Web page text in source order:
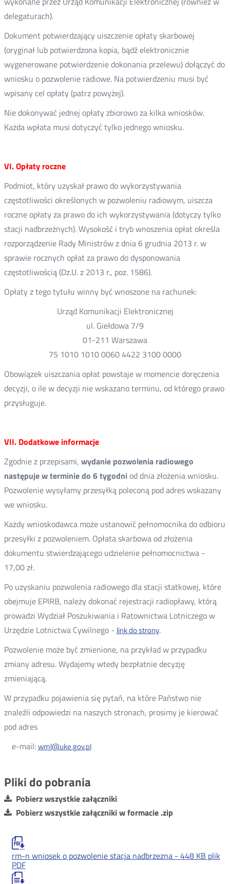
delegaturach).
Dokument potwierdzający uiszczenie opłaty skarbowej
(oryginał lub potwierdzona kopia, bądź elektronicznie
wygenerowane potwierdzenie dokonania przelewu) dołączyć do
wniosku o pozwolenie radiowe. Na potwierdzeniu musi być
wpisany cel opłaty (patrz powyżej).
Nie dokonywać jednej opłaty zbiorowo za kilka wniosków.
Każda wpłata musi dotyczyć tylko jednego wniosku.
VI. Opłaty roczne
Podmiot, który uzyskał prawo do wykorzystywania
częstotliwości określonych w pozwoleniu radiowym, uiszcza
roczne opłaty za prawo do ich wykorzystywania (dotyczy tylko
stacji nadbrzeżnych). Wysokość i tryb wnoszenia opłat określa
rozporządzenie Rady Ministrów z dnia 6 grudnia 2013 r. w
sprawie rocznych opłat za prawo do dysponowania
częstotliwością (Dz.U. z 2013 r., poz. 1586).
Opłaty z tego tytułu winny być wnoszone na rachunek:
Urząd Komunikacji Elektronicznej
ul. Giełdowa 7/9
01-211 Warszawa
75 1010 1010 0060 4422 3100 0000
Obowiązek uiszczania opłat powstaje w momencie doręczenia
decyzji, o ile w decyzji nie wskazano terminu, od którego prawo
przysługuje.
VII. Dodatkowe informacje
Zgodnie z przepisami, wydanie pozwolenia radiowego
następuje w terminie do 6 tygodni od dnia złożenia wniosku.
Pozwolenie wysyłamy przesyłką poleconą pod adres wskazany
we wniosku.
Każdy wnioskodawca może ustanowić pełnomocnika do odbioru
przesyłki z pozwoleniem. Opłata skarbowa od złożenia
dokumentu stwierdzającego udzielenie pełnomocnictwa -
17,00 zł.
Po uzyskaniu pozwolenia radiowego dla stacji statkowej, które
obejmuje EPIRB, należy dokonać rejestracji radiopławy, którą
prowadzi Wydział Poszukiwania i Ratownictwa Lotniczego w
Urzędzie Lotnictwa Cywilnego - link do strony.
Pozwolenie może być zmienione, na przykład w przypadku
zmiany adresu. Wydajemy wtedy bezpłatnie decyzję
zmieniającą.
W przypadku pojawienia się pytań, na które Państwo nie
znaleźli odpowiedzi na naszych stronach, prosimy je kierować
pod adres
e-mail:wml@uke.gov.pl
Pliki do pobrania
Pobierz wszystkie załączniki
Pobierz wszystkie załączniki w formacie .zip
rm-n wniosek o pozwolenie stacja nadbrzezna - 448 KB plik
PDF